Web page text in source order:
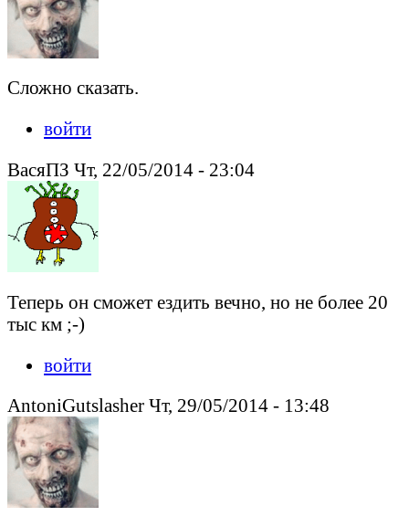
Сложно сказать.
войти
ВасяПЗ Чт, 22/05/2014 - 23:04
Теперь он сможет ездить вечно, но не более 20
тыс км ;-)
войти
AntoniGutslasher Чт, 29/05/2014 - 13:48